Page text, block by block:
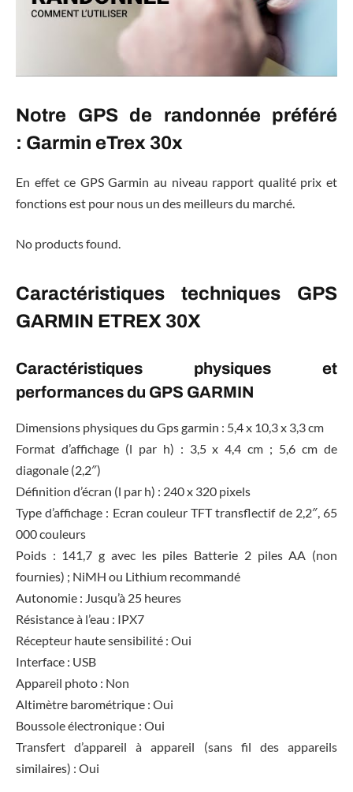
Notre GPS de randonnée préféré
: Garmin eTrex 30x
En effet ce GPS Garmin au niveau rapport qualité prix et
fonctions est pour nous un des meilleurs du marché.
No products found.
Caractéristiques techniques GPS
GARMIN ETREX 30X
Caractéristiques physiques et
performances du GPS GARMIN
Dimensions physiques du Gps garmin : 5,4 x 10,3 x 3,3 cm
Format d’affichage (l par h) : 3,5 x 4,4 cm ; 5,6 cm de
diagonale (2,2″)
Définition d’écran (l par h) : 240 x 320 pixels
Type d’affichage : Ecran couleur TFT transflectif de 2,2″, 65
000 couleurs
Poids : 141,7 g avec les piles Batterie 2 piles AA (non
fournies) ; NiMH ou Lithium recommandé
Autonomie : Jusqu’à 25 heures
Résistance à l’eau : IPX7
Récepteur haute sensibilité : Oui
Interface : USB
Appareil photo : Non
Altimètre barométrique : Oui
Boussole électronique : Oui
Transfert d’appareil à appareil (sans fil des appareils
similaires) : Oui